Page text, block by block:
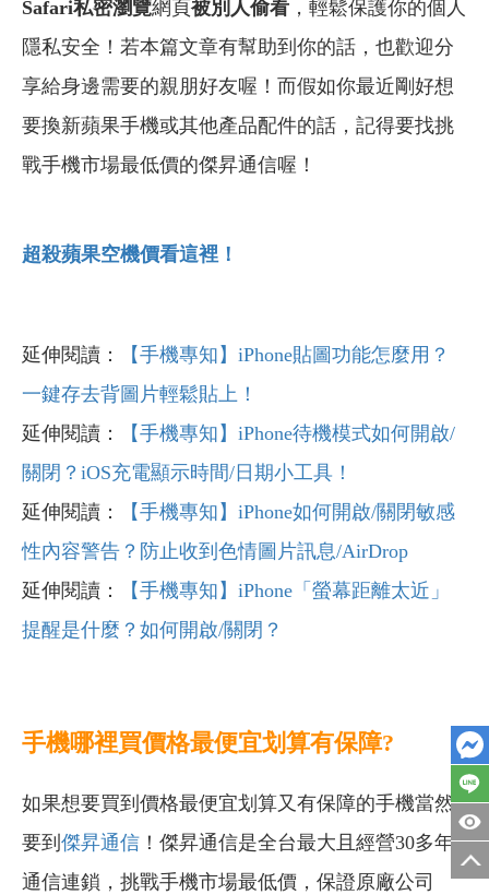
Safari私密瀏覽網頁被別人偷看 ，輕鬆保護你的個人
隱私安全！ 若本篇文章有幫助到你的話，也歡迎分
享給身邊需要的親朋好友喔！而假如你最近剛好想
要換新蘋果手機或其他產品配件的話，記得要找挑
戰手機市場最低價的傑昇通信喔！
超殺蘋果空機價看這裡！
延伸閱讀：
【手機專知】iPhone貼圖功能怎麼用？
一鍵存去背圖片輕鬆貼上！
延伸閱讀：
【手機專知】iPhone待機模式如何開啟/
關閉？iOS充電顯示時間/日期小工具！
延伸閱讀：
【手機專知】iPhone如何開啟/關閉敏感
性內容警告？防止收到色情圖片訊息/AirDrop
延伸閱讀：
【手機專知】iPhone「螢幕距離太近」
提醒是什麼？如何開啟/關閉？
手機哪裡買價格最便宜划算有保障?
如果想要買到價格最便宜划算又有保障的手機當然
要到 傑昇通信 ！傑昇通信是全台最大且經營30多年
通信連鎖，挑戰手機市場最低價，保證原廠公司